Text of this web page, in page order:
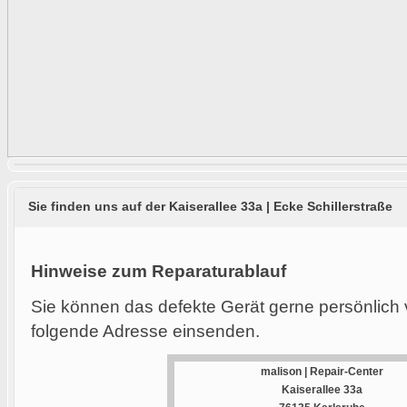
Sie finden uns auf der Kaiserallee 33a | Ecke Schillerstraße
Hinweise zum Reparaturablauf
Sie können das defekte Gerät gerne
folgende Adresse einsenden.
malison | Repair-Center
Kaiserallee 33a